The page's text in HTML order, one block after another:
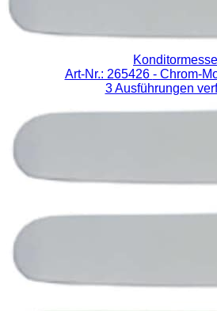
Art-Nr.: 265426 - Chrom-
3 Ausführungen